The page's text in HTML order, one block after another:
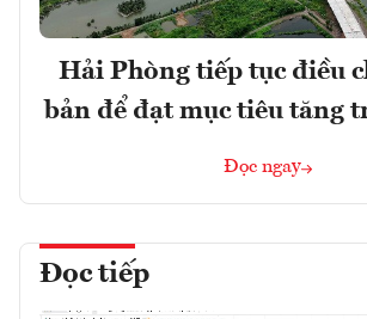
Hải Phòng tiếp tục điều
bản để đạt mục tiêu tăng
Đọc ngay
Đọc tiếp